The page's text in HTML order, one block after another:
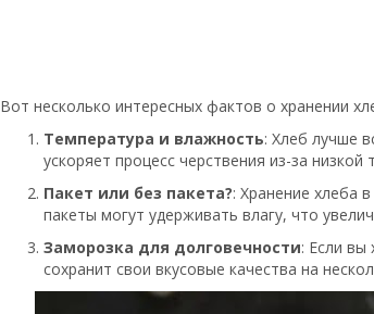
Вот несколько интересных фактов о хранении
Температура и влажность: Хлеб лучше
ускоряет процесс черствения из-за
Пакет или без пакета?: Хранение хлеба
пакеты могут удерживать влагу, что
Заморозка для долговечности: Если вы
сохранит свои вкусовые качества на